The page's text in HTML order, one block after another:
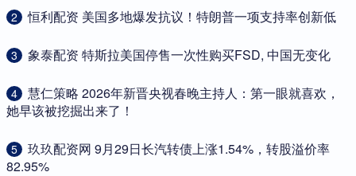
2 ​恒利配资 美国多地爆发抗议！特朗普一项支持率创新低
3 ​象泰配资 特斯拉美国停售一次性购买FSD, 中国无变化
4
​慧仁策略 2026年新晋央视春晚主持人：第一眼就喜欢，
她早该被挖掘出来了！
5
​玖玖配资网 9月29日长汽转债上涨1.54%，转股溢价率
82.95%